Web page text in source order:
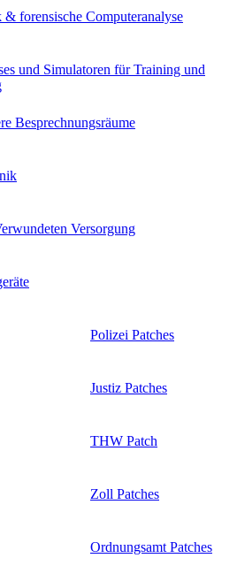
forensische Computeranalyse
und Simulatoren für Training und
Besprechnungsräume
Versorgung
Polizei Patches
Justiz Patches
THW Patch
Zoll Patches
Ordnungsamt Patches